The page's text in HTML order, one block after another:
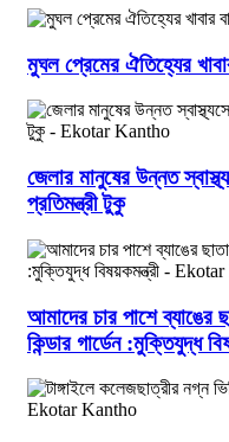
মুঘল প্রেমের ঐতিহ্যের
জেলার মানুষের উন্নত
প্রতিমন্ত্রী টুকু
আমাদের চার পাশে ব্যাঙের
কিন্ডার গার্ডেন :মুক্তিযুদ্ধ